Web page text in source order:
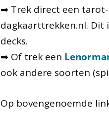
➡ Trek direct een
dagkaarttrekken.nl. Dit
decks.
➡ Of trek een
ook andere soorten
Op bovengenoemde